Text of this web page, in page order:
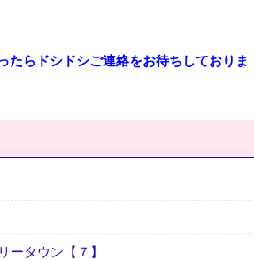
たらドシドシご連絡をお待ちしておりま
タウン【７】